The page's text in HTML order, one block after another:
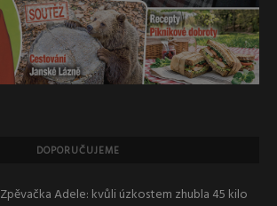
DOPORUČUJEME
Zpěvačka Adele: kvůli úzkostem zhubla 45 kilo